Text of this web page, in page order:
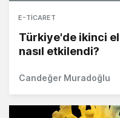
E-TICARET
Türkiye'de ikinci
nasıl etkilendi?
Candeğer Muradoğlu